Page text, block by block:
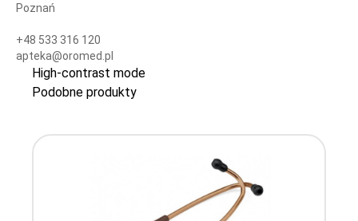
Poznań
+48 533 316 120
apteka@oromed.pl
High-contrast mode
Podobne produkty